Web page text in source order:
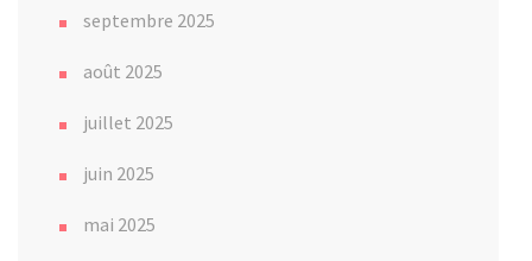
septembre 2025
août 2025
juillet 2025
juin 2025
mai 2025